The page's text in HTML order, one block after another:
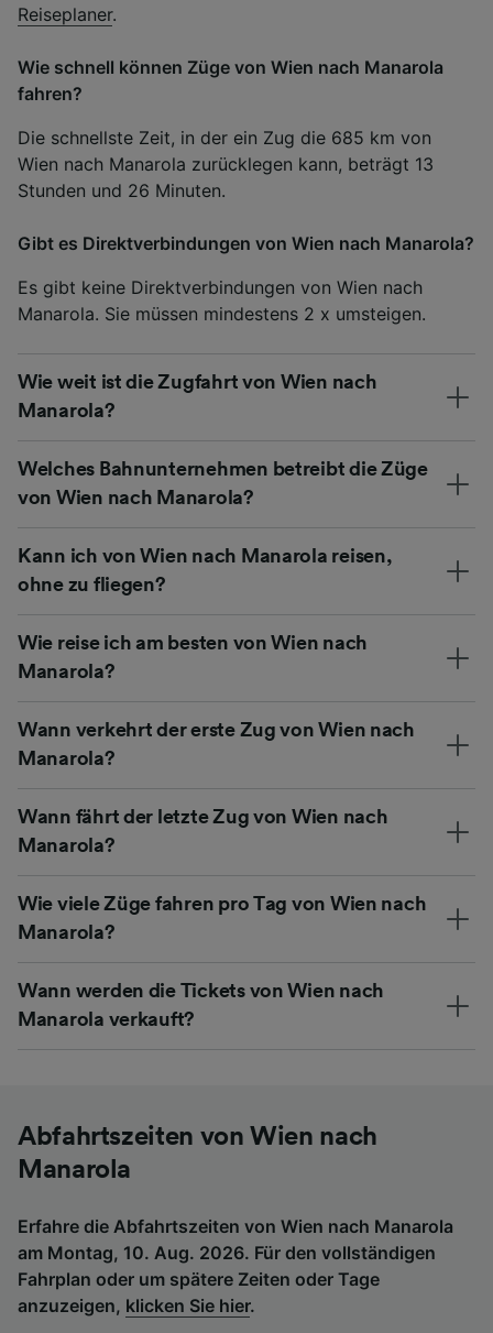
Reiseplaner.
Wie schnell können Züge von Wien nach Manarola
fahren?
Die schnellste Zeit, in der ein Zug die 685 km von
Wien nach Manarola zurücklegen kann, beträgt 13
Stunden und 26 Minuten.
Gibt es Direktverbindungen von Wien nach Manarola?
Es gibt keine Direktverbindungen von Wien nach
Manarola. Sie müssen mindestens 2 x umsteigen.
Wie weit ist die Zugfahrt von Wien nach
Manarola?
Welches Bahnunternehmen betreibt die Züge
von Wien nach Manarola?
Kann ich von Wien nach Manarola reisen,
ohne zu fliegen?
Wie reise ich am besten von Wien nach
Manarola?
Wann verkehrt der erste Zug von Wien nach
Manarola?
Wann fährt der letzte Zug von Wien nach
Manarola?
Wie viele Züge fahren pro Tag von Wien nach
Manarola?
Wann werden die Tickets von Wien nach
Manarola verkauft?
Abfahrtszeiten von Wien nach
Manarola
Erfahre die Abfahrtszeiten von Wien nach Manarola
am Montag, 10. Aug. 2026. Für den vollständigen
Fahrplan oder um spätere Zeiten oder Tage
anzuzeigen, klicken Sie hier.